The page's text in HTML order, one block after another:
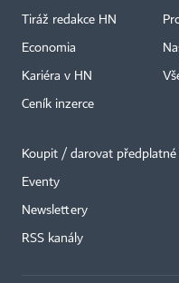
Tiráž redakce HN
Economia
Kariéra v HN
Ceník inzerce
Koupit / darovat předplatné
Eventy
Newslettery
RSS kanály